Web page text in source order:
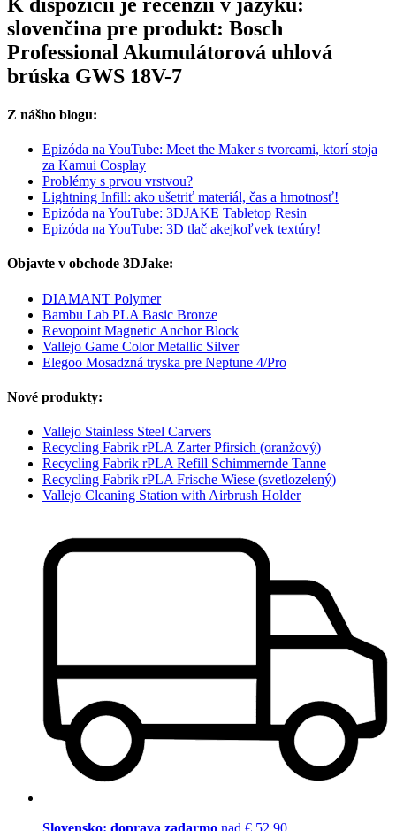
slovenčina pre produkt: Bosch
Professional Akumulátorová uhlová
brúska GWS 18V-7
Z nášho blogu:
Epizóda na YouTube: Meet the Maker s tvorcami, ktorí stoja
za Kamui Cosplay
Problémy s prvou vrstvou?
Lightning Infill: ako ušetriť materiál, čas a hmotnosť!
Epizóda na YouTube: 3DJAKE Tabletop Resin
Epizóda na YouTube: 3D tlač akejkoľvek textúry!
Objavte v obchode 3DJake:
DIAMANT Polymer
Bambu Lab PLA Basic Bronze
Revopoint Magnetic Anchor Block
Vallejo Game Color Metallic Silver
Elegoo Mosadzná tryska pre Neptune 4/Pro
Nové produkty:
Vallejo Stainless Steel Carvers
Recycling Fabrik rPLA Zarter Pfirsich (oranžový)
Recycling Fabrik rPLA Refill Schimmernde Tanne
Recycling Fabrik rPLA Frische Wiese (svetlozelený)
Vallejo Cleaning Station with Airbrush Holder
Slovensko: doprava zadarmo nad € 52,90